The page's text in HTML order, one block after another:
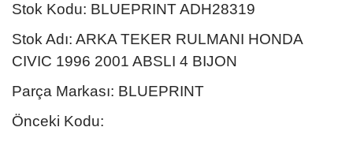
Stok Kodu: BLUEPRINT ADH28319
Stok Adı: ARKA TEKER RULMANI HONDA
CIVIC 1996 2001 ABSLI 4 BIJON
Parça Markası: BLUEPRINT
Önceki Kodu: